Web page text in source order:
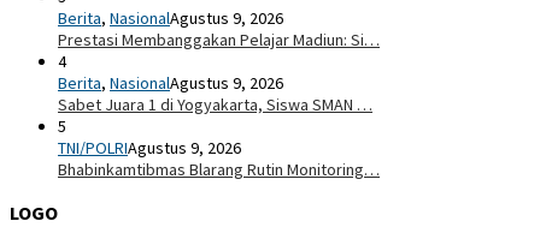
Berita, NasionalAgustus 9, 2026
Prestasi Membanggakan Pelajar Madiun: Si…
4
Berita, NasionalAgustus 9, 2026
Sabet Juara 1 di Yogyakarta, Siswa SMAN …
5
TNI/POLRIAgustus 9, 2026
Bhabinkamtibmas Blarang Rutin Monitoring…
LOGO